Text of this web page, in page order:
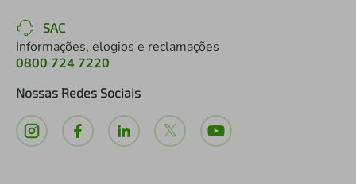
SAC
Informações, elogios e reclamações
0800 724 7220
Nossas Redes Sociais